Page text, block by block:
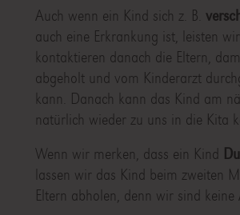
Auch wenn ein Kind sich z. B.
auch eine Erkrankung ist, leisten
kontaktieren danach die Eltern,
abgeholt und vom Kinderarzt
kann. Danach kann das Kind am
natürlich wieder zu uns in die Kita
Wenn wir merken, dass ein Kind
lassen wir das Kind beim zweiten
Eltern abholen, denn wir sind keine